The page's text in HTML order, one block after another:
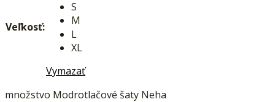
Veľkosť:
S
M
L
XL
Vymazať
množstvo Modrotlačové šaty Neha